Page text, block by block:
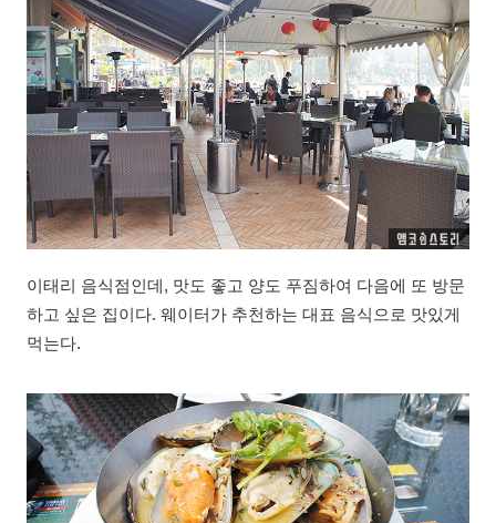
이태리 음식점인데, 맛도 좋고 양도 푸짐하여 다음에 또 방문
하고 싶은 집이다. 웨이터가 추천하는 대표 음식으로 맛있게
먹는다.